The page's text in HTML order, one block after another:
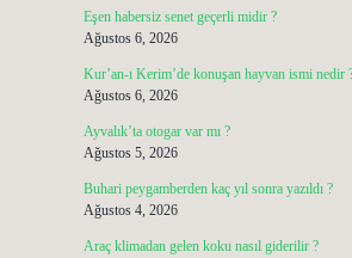
Eşen habersiz senet geçerli midir ?
Ağustos 6, 2026
Kur’an-ı Kerim’de konuşan hayvan ismi nedir
Ağustos 6, 2026
Ayvalık’ta otogar var mı ?
Ağustos 5, 2026
Buhari peygamberden kaç yıl sonra yazıldı ?
Ağustos 4, 2026
Araç klimadan gelen koku nasıl giderilir ?